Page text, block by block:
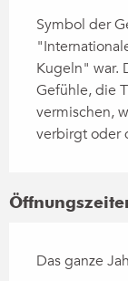
Symbol der
Kugeln" war.
Gefühle, die
vermischen,
verbirgt oder
Das ganze